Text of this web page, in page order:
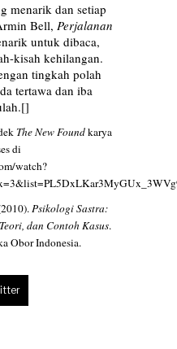
menarik dan setiap
Bell, Perjalanan
untuk dibaca,
kisah kehilangan.
tingkah polah
tertawa dan iba
The New Foundkarya
di
watch?
Psikologi Sastra:
dan Contoh Kasus.
Obor Indonesia.